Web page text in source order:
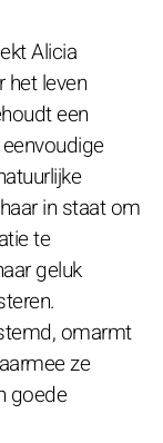
Alicia
het leven
een
in staat om
te
geluk
omarmt
ze
goede